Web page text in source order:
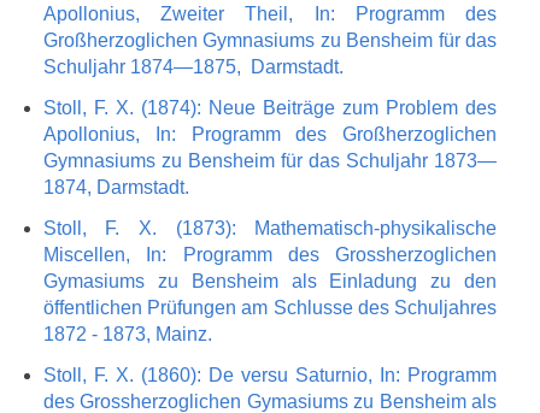
Apollonius, Zweiter Theil, In: Programm des
Großherzoglichen Gymnasiums zu Bensheim für das
Schuljahr 1874—1875, Darmstadt.
Stoll, F. X. (1874): Neue Beiträge zum Problem des
Apollonius, In: Programm des Großherzoglichen
Gymnasiums zu Bensheim für das Schuljahr 1873—
1874, Darmstadt.
Stoll, F. X. (1873): Mathematisch-physikalische
Miscellen, In: Programm des Grossherzoglichen
Gymasiums zu Bensheim als Einladung zu den
öffentlichen Prüfungen am Schlusse des Schuljahres
1872 - 1873, Mainz.
Stoll, F. X. (1860): De versu Saturnio, In: Programm
des Grossherzoglichen Gymasiums zu Bensheim als